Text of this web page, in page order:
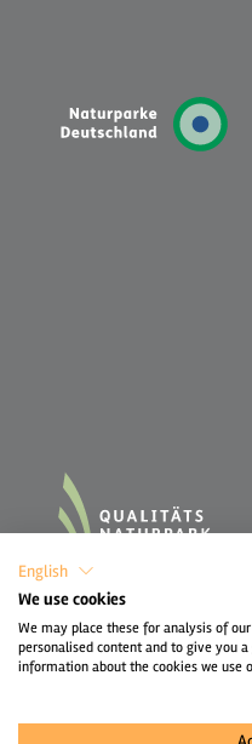
English
We use cookies
We may place these for analysis of
personalised content and to give you
information about the cookies we use